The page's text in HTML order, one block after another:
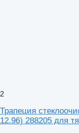
2
Трапеция
12.96) 288205 для